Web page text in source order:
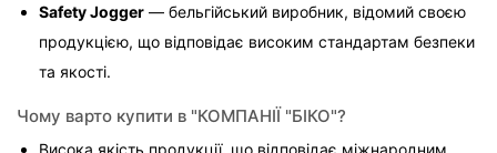
Safety Jogger — бельгійський виробник, відомий своєю
продукцією, що відповідає високим стандартам безпеки
та якості.
Чому варто купити в "КОМПАНІЇ "БІКО"?
Висока якість продукції, що відповідає міжнародним